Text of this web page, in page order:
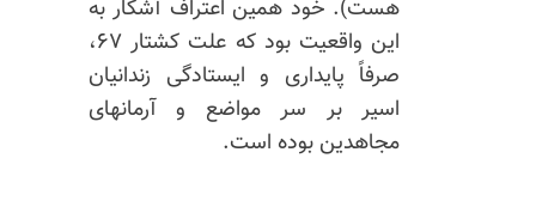
هست). خود همین اعتراف آشکار به
این واقعیت بود که علت کشتار ۶۷،
صرفاً پایداری و ایستادگی زندانیان
اسیر بر سر مواضع و آرمانهای
مجاهدین بوده است.